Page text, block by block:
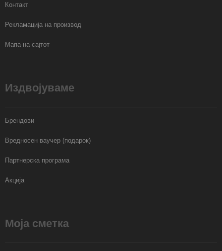
Контакт
Рекламација на производ
Мапа на сајтот
Издвојуваме
Брендови
Вредносен ваучер (подарок)
Партнерска програма
Акција
Моја сметка